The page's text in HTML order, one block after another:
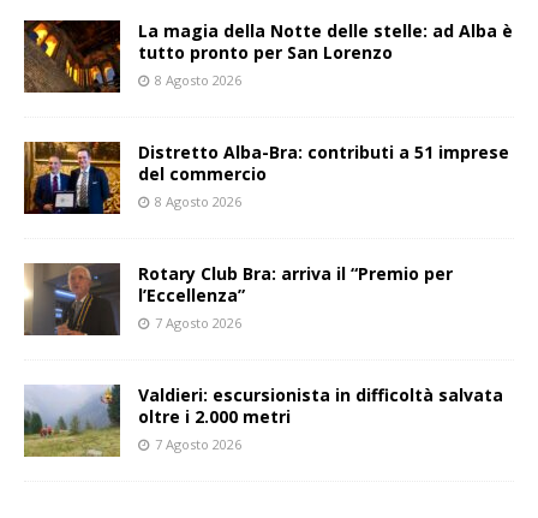
La magia della Notte delle stelle: ad Alba è
tutto pronto per San Lorenzo
8 Agosto 2026
Distretto Alba-Bra: contributi a 51 imprese
del commercio
8 Agosto 2026
Rotary Club Bra: arriva il “Premio per
l’Eccellenza”
7 Agosto 2026
Valdieri: escursionista in difficoltà salvata
oltre i 2.000 metri
7 Agosto 2026